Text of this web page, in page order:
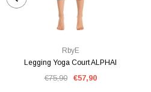
RbyE
Legging Yoga Court ALPHAI
€75,90 €57,90